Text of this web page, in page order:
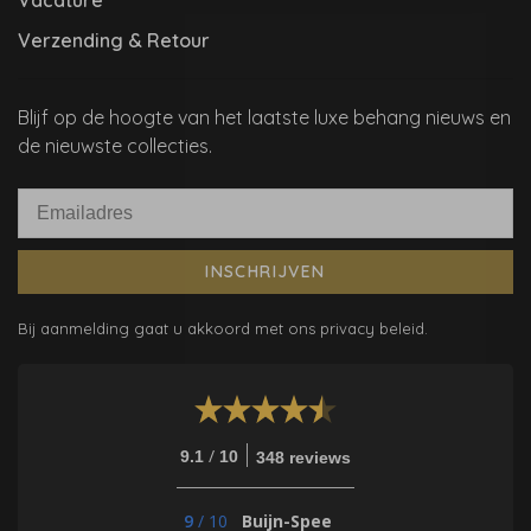
Verzending & Retour
Blijf op de hoogte van het laatste luxe behang nieuws en
de nieuwste collecties.
INSCHRIJVEN
Bij aanmelding gaat u akkoord met ons privacy beleid.
9.1 / 10 348 reviews
9 / 10 Buijn-Spee